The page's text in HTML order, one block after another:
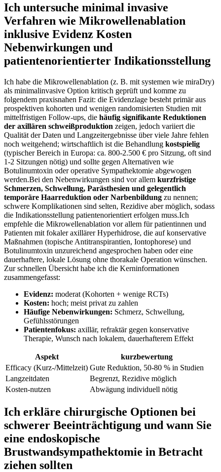
Ich untersuche ​minimal invasive
Verfahren ‍wie Mikrowellenablation
inklusive‍ Evidenz Kosten
Nebenwirkungen und
⁣patientenorientierter Indikationsstellung
Ich habe die Mikrowellenablation (z. B. mit systemen wie miraDry)
als minimalinvasive Option kritisch geprüft und komme⁤ zu
⁤folgendem praxisnahen Fazit: die ⁢Evidenzlage ​besteht ‍primär​ aus
prospektiven ⁢kohorten und wenigen randomisierten Studien ⁣mit
mittelfristigen Follow‑ups, die häufig signifikante Reduktionen
⁤der axillären schweißproduktion zeigen, jedoch variiert die
Qualität ⁣der⁢ Daten und Langzeitergebnisse über ⁣viele Jahre​ fehlen
noch weitgehend; wirtschaftlich ist die Behandlung kostspielig
(typischer Bereich in Europa:​ ca. 800-2.500 ⁢€⁢ pro Sitzung, oft sind‍
1-2 Sitzungen ‍nötig) und ‌sollte ‌gegen Alternativen wie
Botulinumtoxin oder operative ​Sympathektomie abgewogen
werden.Bei den Nebenwirkungen sind‍ vor allem​ kurzfristige ​
Schmerzen, ⁢Schwellung, ⁣Parästhesien und gelegentlich
⁤temporäre Haarreduktion oder Narbenbildung ⁤zu‌ nennen;
schwere Komplikationen‌ sind‍ selten,⁤ Rezidive aber möglich, sodass
die Indikationsstellung ​patientenorientiert erfolgen muss.Ich
empfehle ⁤die Mikrowellenablation vor allem⁣ für ​patientinnen und
Patienten mit⁢ fokaler axillärer Hyperhidrose, die auf ⁣konservative
Maßnahmen‌ (topische Antitranspirantien, ⁤Iontophorese) und
Botulinumtoxin unzureichend angesprochen haben oder ‌eine
dauerhaftere, lokale Lösung ohne ‌thorakale Operation wünschen.
Zur schnellen ‍Übersicht habe ich die Kerninformationen
zusammengefasst:
Evidenz: moderat (Kohorten⁣ + wenige ‍RCTs)
Kosten: hoch; meist​ privat zu zahlen
Häufige Nebenwirkungen: Schmerz, Schwellung,
‌Gefühlsstörungen
Patientenfokus: axillär,​ refraktär gegen konservative
Therapie, Wunsch nach lokalem, dauerhafterem Effekt
Aspekt
kurzbewertung
Efficacy (Kurz‑/Mittelzeit) Gute Reduktion, ‌50-80 % in Studien
Langzeitdaten
Begrenzt, ⁢Rezidive möglich
Kosten‑nutzen
Abwägung individuell ⁢nötig
Ich erkläre chirurgische Optionen bei
schwerer Beeinträchtigung und wann⁣ Sie
eine ‌endoskopische
Brustwandsympathektomie ‌in Betracht
ziehen‍ sollten